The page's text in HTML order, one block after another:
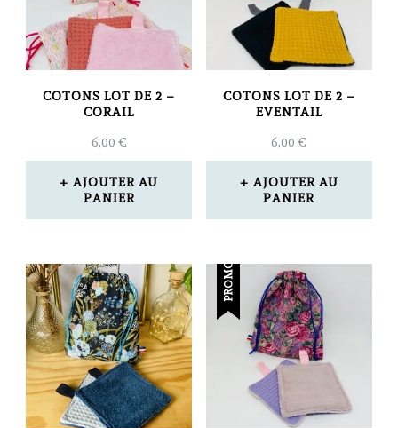
COTONS LOT DE 2 –
CORAIL
6,00 €
AJOUTER AU
PANIER
COTONS LOT DE 2 –
EVENTAIL
6,00€
AJOUTER AU
PANIER
PROMO !